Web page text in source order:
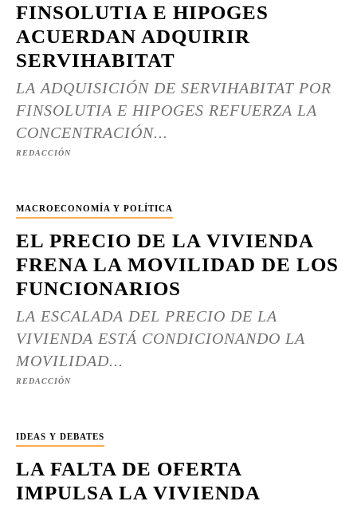
FINSOLUTIA E HIPOGES
ACUERDAN ADQUIRIR
SERVIHABITAT
LA ADQUISICIÓN DE SERVIHABITAT POR
FINSOLUTIA E HIPOGES REFUERZA LA
CONCENTRACIÓN...
REDACCIÓN
MACROECONOMÍA Y POLÍTICA
EL PRECIO DE LA VIVIENDA
FRENA LA MOVILIDAD DE LOS
FUNCIONARIOS
LA ESCALADA DEL PRECIO DE LA
VIVIENDA ESTÁ CONDICIONANDO LA
MOVILIDAD...
REDACCIÓN
IDEAS Y DEBATES
LA FALTA DE OFERTA
IMPULSA LA VIVIENDA